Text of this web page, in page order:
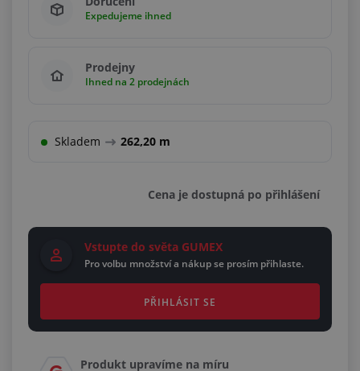
Násobky 50,00 m
Expedujeme ihned
Prodejny
Ihned na 2 prodejnách
Skladem 262,20 m
Cena je dostupná po přihlášení
Vstupte do světa GUMEX
Pro volbu množství a nákup se prosím přihlaste.
PŘIHLÁSIT SE
Produkt upravíme na míru